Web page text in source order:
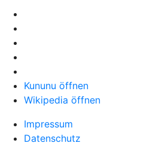
Kununu öffnen
Wikipedia öffnen
Impressum
Datenschutz